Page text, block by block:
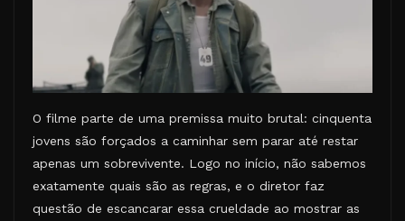
O filme parte de uma premissa muito brutal: cinquenta
jovens são forçados a caminhar sem parar até restar
apenas um sobrevivente. Logo no início, não sabemos
exatamente quais são as regras, e o diretor faz
questão de escancarar essa crueldade ao mostrar as